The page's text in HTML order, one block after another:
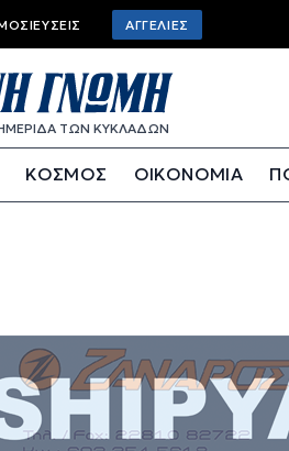
Top bar menuΑΓΓΕΛΊΕΣ
ΤΩΝ ΚΥΚΛΑΔΩΝ
ΚΟΣΜΟΣ ΟΙΚΟΝΟΜΙΑ